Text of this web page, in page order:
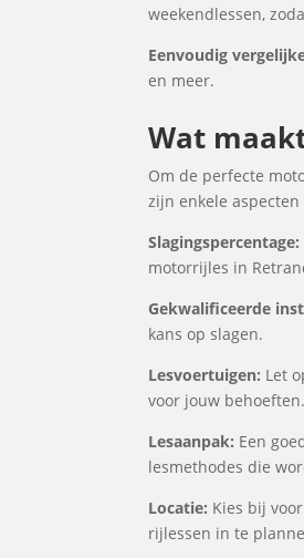
weekendlessen,
Eenvoudig
en meer.
Wat
Om de perfecte
zijn enkele
Slagingspercentage:
motorrijles in
Gekwalificeerde
kans op slagen.
Lesvoertuigen: Let
voor jouw behoeften.
Lesaanpak: Een
lesmethodes die
Locatie: Kies bij
rijlessen in te